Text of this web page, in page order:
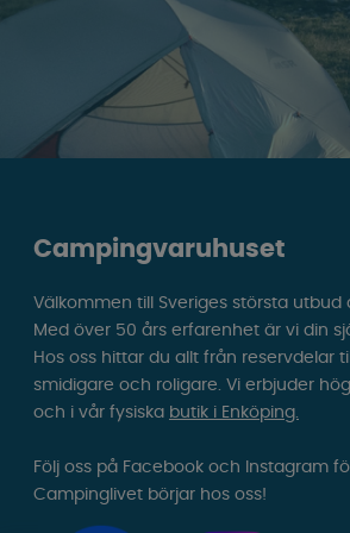
Campingvaruhuset
Välkommen till Sveriges största
Med över 50 års erfarenhet är vi din
Hos oss hittar du allt från reservdelar
smidigare och roligare. Vi erbjuder
och i vår fysiska butik i Enköping.
Följ oss på Facebook och Instagram
Campinglivet börjar hos oss!